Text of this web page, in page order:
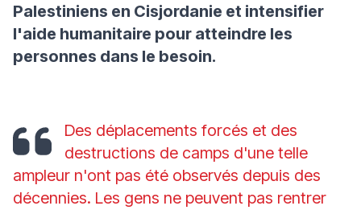
Palestiniens en Cisjordanie et intensifier
l'aide humanitaire pour atteindre les
personnes dans le besoin.
Des déplacements forcés et des
destructions de camps d'une telle
ampleur n'ont pas été observés depuis des
décennies. Les gens ne peuvent pas rentrer